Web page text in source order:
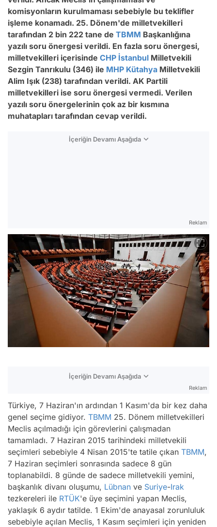
komisyonların kurulmaması sebebiyle bu teklifler
işleme konamadı. 25. Dönem'de milletvekilleri
tarafından 2 bin 222 tane de TBMM Başkanlığına
yazılı soru önergesi verildi. En fazla soru önergesi,
milletvekilleri içerisinde CHP İstanbul Milletvekili
Sezgin Tanrıkulu (346) ile MHP Kütahya Milletvekili
Alim Işık (238) tarafından verildi. AK Partili
milletvekilleri ise soru önergesi vermedi. Verilen
yazılı soru önergelerinin çok az bir kısmına
muhatapları tarafından cevap verildi.
İçeriğin Devamı Aşağıda
Reklam
İçeriğin Devamı Aşağıda
Reklam
Türkiye, 7 Haziran'ın ardından 1 Kasım'da bir kez daha
genel seçime gidiyor. TBMM 25. Dönem milletvekilleri
Meclis açılmadığı için görevlerini çalışmadan
tamamladı. 7 Haziran 2015 tarihindeki milletvekili
seçimleri sebebiyle 4 Nisan 2015'te tatile çıkan TBMM,
7 Haziran seçimleri sonrasında sadece 8 gün
toplanabildi. 8 günde de sadece milletvekili yemini,
başkanlık divanı oluşumu, Lübnan ve Suriye-Irak
tezkereleri ile RTÜK'e üye seçimini yapan Meclis,
yaklaşık 6 aydır tatilde. 1 Ekim'de anayasal zorunluluk
sebebiyle açılan Meclis, 1 Kasım seçimleri için yeniden